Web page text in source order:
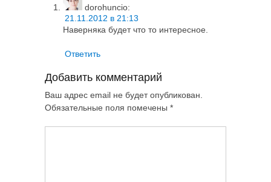
dorohuncio:
21.11.2012 в 21:13
Наверняка будет что то интересное.
Ответить
Добавить комментарий
Ваш адрес email не будет опубликован.
Обязательные поля помечены *